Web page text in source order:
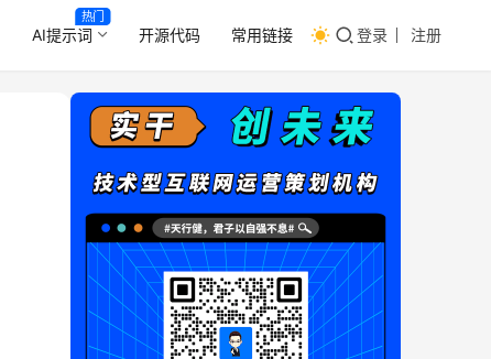
AI提示词
热门
开源代码 常用链接 登录 注册